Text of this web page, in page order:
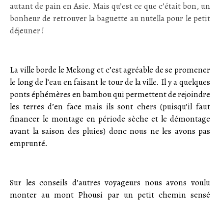
autant de pain en Asie. Mais qu’est ce que c’était bon, un
bonheur de retrouver la baguette au nutella pour le petit
déjeuner !
La ville borde le Mekong et c’est agréable de se promener
le long de l’eau en faisant le tour de la ville. Il y a quelques
ponts éphémères en bambou qui permettent de rejoindre
les terres d’en face mais ils sont chers (puisqu’il faut
financer le montage en période sèche et le démontage
avant la saison des pluies) donc nous ne les avons pas
emprunté.
Sur les conseils d’autres voyageurs nous avons voulu
monter au mont Phousi par un petit chemin sensé